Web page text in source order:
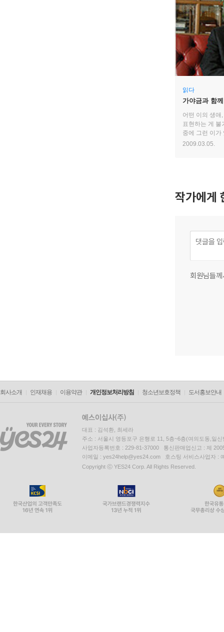
읽다
가야금과 함
어떤 이의 생애
표현하는 게 불
중에 그런 이가
음악은 하이 스
2009.03.05.
작가에게
회원님들
회사소개 인재채용 이용약관 개인정보처리방침 청소년보호정책 도서홍보안내
대표 : 김석환, 최세라
주소 : 서울시 영등포구 은행로 11, 5층~6층(여의도동,일신
사업자등록번호 : 229-81-37000 통신판매업신고 : 제
이메일 : yes24help@yes24.com 호스팅 서비스사업자 :
Copyright ⓒ YES24 Corp. All Rights Reserved.